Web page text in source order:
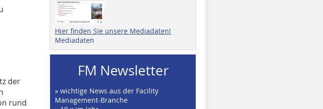
der
rund
Hier finden Sie unsere Mediadaten!
Mediadaten
FM Newsletter
» wichtige News aus der Facility
Management-Branche